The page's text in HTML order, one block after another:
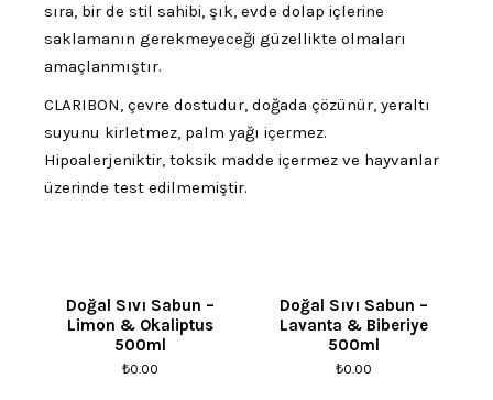
sıra, bir de stil sahibi, şık, evde dolap içlerine
saklamanın gerekmeyeceği güzellikte olmaları
amaçlanmıştır.
CLARIBON, çevre dostudur, doğada çözünür, yeraltı
suyunu kirletmez, palm yağı içermez.
Hipoalerjeniktir, toksik madde içermez ve hayvanlar
üzerinde test edilmemiştir.
Doğal Sıvı Sabun –
Limon & Okaliptus
500ml
₺0.00
Doğal Sıvı Sabun –
Lavanta & Biberiye
500ml
₺0.00